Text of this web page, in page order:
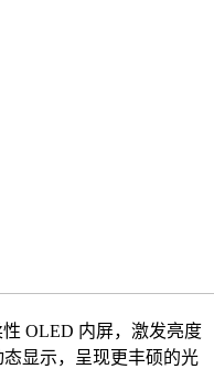
OLED 内屏，激发亮度
态显示，呈现更丰硕的光